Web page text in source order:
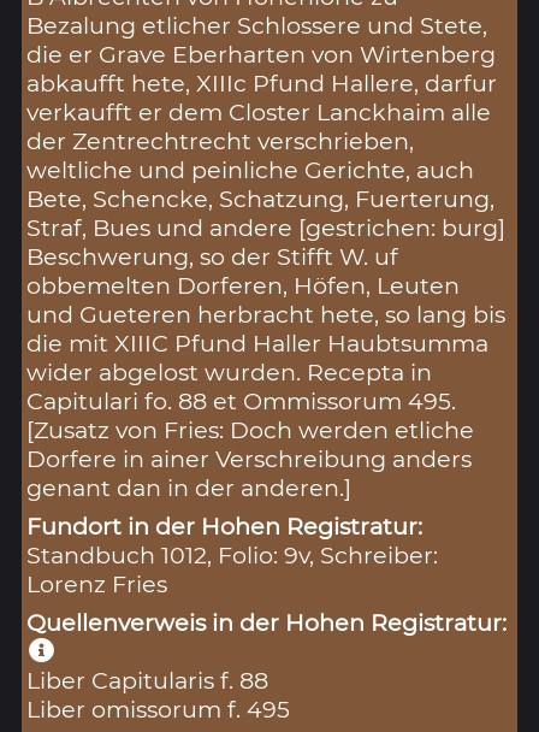
Bezalung etlicher Schlossere und Stete,
die er Grave Eberharten von Wirtenberg
abkaufft hete, XIIIc Pfund Hallere, darfur
verkaufft er dem Closter Lanckhaim alle
der Zentrechtrecht verschrieben,
weltliche und peinliche Gerichte, auch
Bete, Schencke, Schatzung, Fuerterung,
Straf, Bues und andere [gestrichen: burg]
Beschwerung, so der Stifft W. uf
obbemelten Dorferen, Höfen, Leuten
und Gueteren herbracht hete, so lang bis
die mit XIIIC Pfund Haller Haubtsumma
wider abgelost wurden. Recepta in
Capitulari fo. 88 et Ommissorum 495.
[Zusatz von Fries: Doch werden etliche
Dorfere in ainer Verschreibung anders
genant dan in der anderen.]
Fundort in der Hohen Registratur:
Standbuch 1012, Folio: 9v, Schreiber:
Lorenz Fries
Quellenverweis in der Hohen Registratur:
Liber Capitularis f. 88
Liber omissorum f. 495